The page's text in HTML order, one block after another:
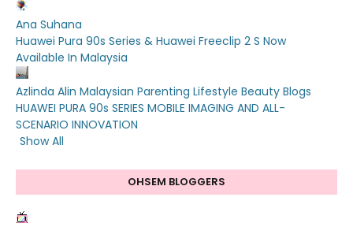
Ana Suhana
Huawei Pura 90s Series & Huawei Freeclip 2 S Now
Available In Malaysia
Azlinda Alin Malaysian Parenting Lifestyle Beauty Blogs
HUAWEI PURA 90s SERIES MOBILE IMAGING AND ALL-
SCENARIO INNOVATION
Show All
OHSEM BLOGGERS